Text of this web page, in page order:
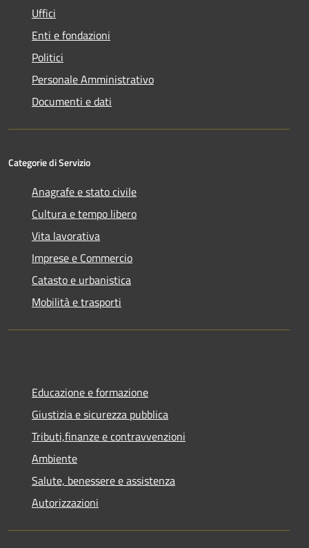
Uffici
Enti e fondazioni
Politici
Personale Amministrativo
Documenti e dati
Categorie di Servizio
Anagrafe e stato civile
Cultura e tempo libero
Vita lavorativa
Imprese e Commercio
Catasto e urbanistica
Mobilità e trasporti
Educazione e formazione
Giustizia e sicurezza pubblica
Tributi,finanze e contravvenzioni
Ambiente
Salute, benessere e assistenza
Autorizzazioni